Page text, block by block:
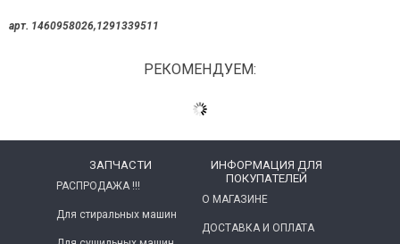
арт. 1460958026,1291339511
РЕКОМЕНДУЕМ:
ЗАПЧАСТИ
РАСПРОДАЖА !!!
Для стиральных машин
ИНФОРМАЦИЯ ДЛЯ
ПОКУПАТЕЛЕЙ
О МАГАЗИНЕ
ДОСТАВКА И ОПЛАТА